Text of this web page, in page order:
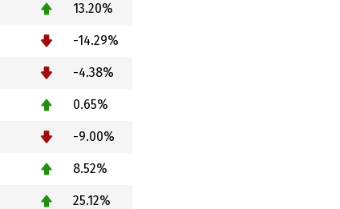
13.20%
-14.29%
-4.38%
0.65%
-9.00%
8.52%
25.12%